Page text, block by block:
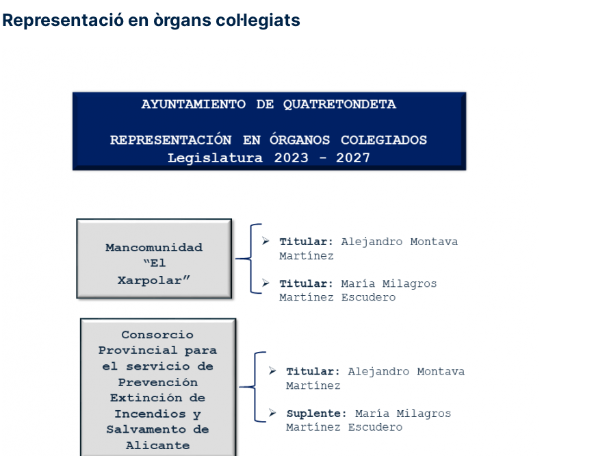
Representació en òrgans col·legiats